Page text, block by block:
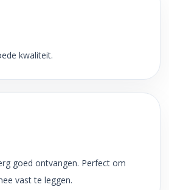
kwaliteit.
goed ontvangen. Perfect om
vast te leggen.